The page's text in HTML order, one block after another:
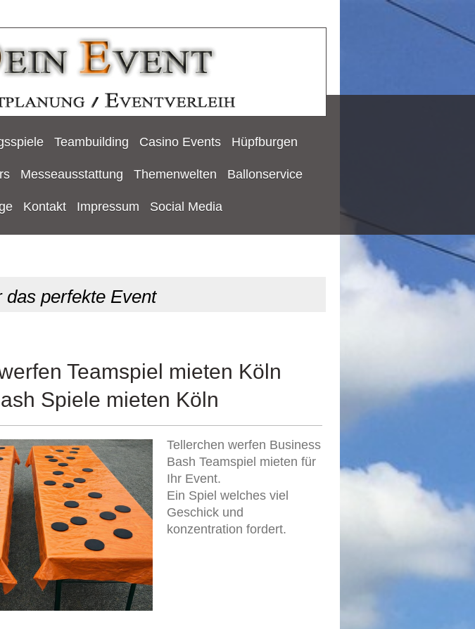
Teambuilding Casino Events Hüpfburgen
Messeausstattung Themenwelten Ballonservice
Kontakt Impressum Social Media
das perfekte Event
Teamspiel mieten Köln
Spiele mieten Köln
Tellerchen werfen Business
Bash Teamspiel mieten für
Ihr Event.
Ein Spiel welches viel
Geschick und
konzentration fordert.